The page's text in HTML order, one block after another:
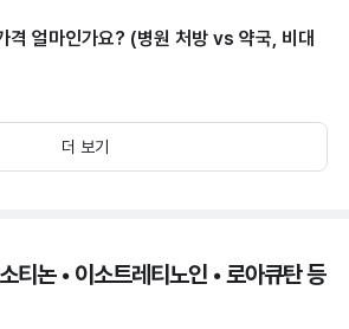
격 얼마인가요? (병원 처방 vs 약국, 비대
더 보기
티논 • 이소트레티노인 • 로아큐탄 등